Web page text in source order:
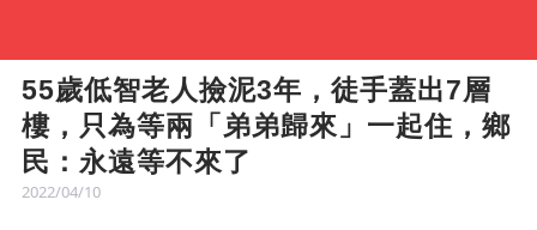
55歲低智老人撿泥3年，徒手蓋出7層
樓，只為等兩「弟弟歸來」一起住，鄉
民：永遠等不來了
2022/04/10